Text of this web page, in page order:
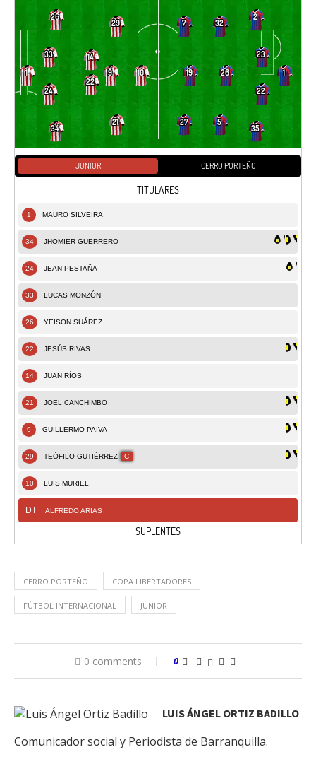
CERRO PORTEÑO COPA LIBERTADORES
FÚTBOL INTERNACIONAL JUNIOR
0 comments 0
LUIS ÁNGEL ORTIZ BADILLO
Comunicador social y Periodista de Barranquilla.